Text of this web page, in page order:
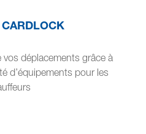
vos déplacements grâce à
d’équipements pour les